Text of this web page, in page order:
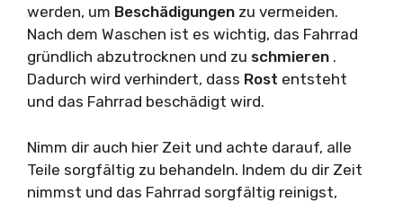
werden, um Beschädigungen zu vermeiden.
Nach dem Waschen ist es wichtig, das Fahrrad
gründlich abzutrocknen und zu schmieren .
Dadurch wird verhindert, dass Rost entsteht
und das Fahrrad beschädigt wird.
Nimm dir auch hier Zeit und achte darauf, alle
Teile sorgfältig zu behandeln. Indem du dir Zeit
nimmst und das Fahrrad sorgfältig reinigst,